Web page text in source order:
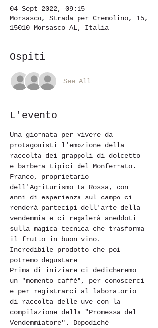
04 Sept 2022, 09:15
Morsasco, Strada per Cremolino, 15,
15010 Morsasco AL, Italia
Ospiti
See All
L'evento
Una giornata per vivere da
protagonisti l'emozione della
raccolta dei grappoli di dolcetto
e barbera tipici del Monferrato.
Franco, proprietario
dell'Agriturismo La Rossa, con
anni di esperienza sul campo ci
renderà partecipi dell'arte della
vendemmia e ci regalerà aneddoti
sulla magica tecnica che trasforma
il frutto in buon vino.
Incredibile prodotto che poi
potremo degustare!
Prima di iniziare ci dedicheremo
un "momento caffè", per conoscerci
e per registrarci al laboratorio
di raccolta delle uve con la
compilazione della "Promessa del
Vendemmiatore". Dopodiché